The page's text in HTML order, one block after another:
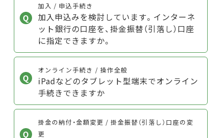
加入 / 申込手続き
加入申込みを検討しています。インターネ
ット銀行の口座を、掛金振替（引落し）口座
に指定できますか。
オンライン手続き / 操作全般
iPadなどのタブレット型端末でオンライン
手続きできますか
掛金の納付・金額変更 / 掛金振替（引落し）口座の変
更